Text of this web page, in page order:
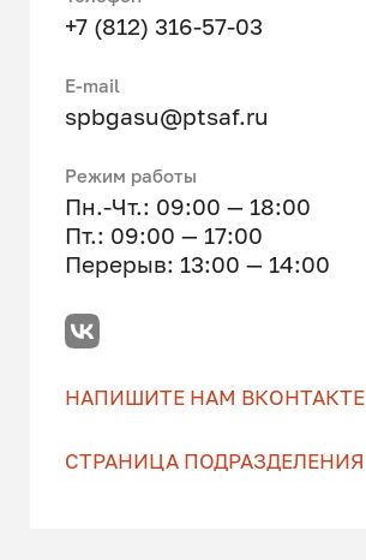
+7 (812) 316-57-03
E-mail
spbgasu@ptsaf.ru
Режим работы
Пн.-Чт.: 09:00 — 18:00
Пт.: 09:00 — 17:00
Перерыв: 13:00 — 14:00
НАПИШИТЕ НАМ ВКОНТАКТЕ
СТРАНИЦА ПОДРАЗДЕЛЕНИЯ